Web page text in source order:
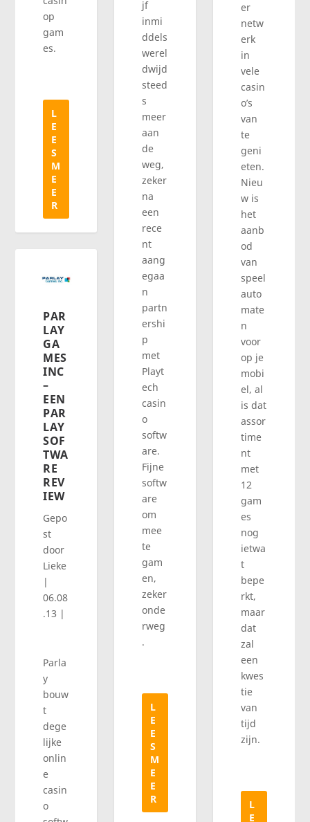
op
gam
es.
L
E
E
S
M
E
E
R
PAR
LAY
GA
MES
INC
–
EEN
PAR
LAY
SOF
TWA
RE
REV
IEW
Gepo
st
door
Lieke
|
06.08
.13 |
Parla
y
bouw
t
dege
lijke
onlin
e
casin
o
jf
inmi
ddels
werel
dwijd
steed
s
meer
aan
de
weg,
zeker
na
een
rece
nt
aang
egaa
n
partn
ershi
p
met
Playt
ech
casin
o
softw
are.
Fijne
softw
are
om
mee
te
gam
en,
zeker
onde
rweg
.
L
E
E
S
M
E
E
R
er
netw
erk
in
vele
casin
o’s
van
te
geni
eten.
Nieu
w is
het
aanb
od
van
speel
auto
mate
n
voor
op je
mobi
el, al
is dat
assor
time
nt
met
12
gam
es
nog
ietwa
t
bepe
rkt,
maar
dat
zal
een
kwes
tie
van
tijd
zijn.
L
E